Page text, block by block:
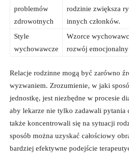
problemów
zdrowotnych
rodzinie zwiększa
innych członków.
Style
wychowawcze
Wzorce
rozwój
Relacje⁢ rodzinne ​mogą być zarówno
wyzwaniem. Zrozumienie, w jaki
⁢jednostkę, jest niezbędne ‍w procesie
aby lekarze nie‍ tylko‌ zadawali pytania
‌także koncentrowali​ się na sytuacji
sposób można uzyskać ⁣całościowy
bardziej⁤ efektywne podejście